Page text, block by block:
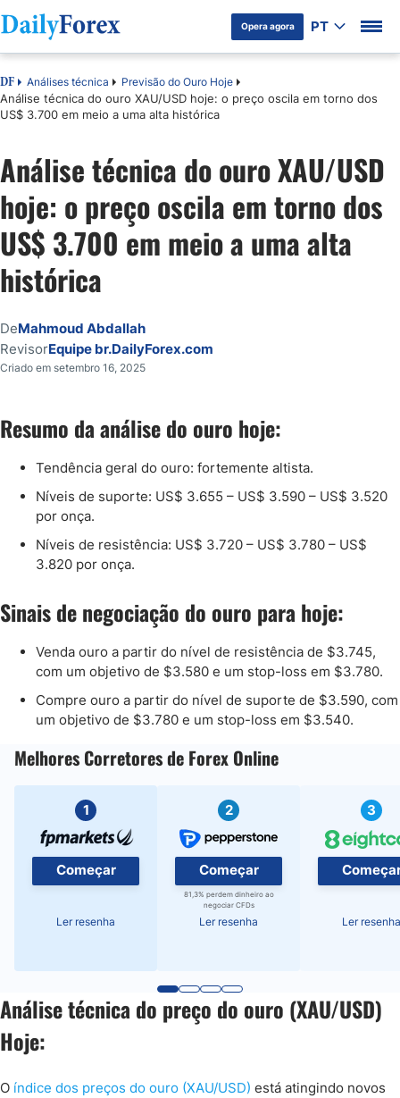
Opera agora PT
DF Análises técnica Previsão do Ouro Hoje
Análise técnica do ouro XAU/USD hoje: o preço oscila em torno dos
US$ 3.700 em meio a uma alta histórica
Análise técnica do ouro XAU/USD
hoje: o preço oscila em torno dos
US$ 3.700 em meio a uma alta
histórica
DeMahmoud Abdallah
RevisorEquipe br.DailyForex.com
Criado em setembro 16, 2025
Resumo da análise do ouro hoje:
Tendência geral do ouro: fortemente altista.
Níveis de suporte: US$ 3.655 – US$ 3.590 – US$ 3.520
por onça.
Níveis de resistência: US$ 3.720 – US$ 3.780 – US$
3.820 por onça.
Sinais de negociação do ouro para hoje:
Venda ouro a partir do nível de resistência de $3.745,
com um objetivo de $3.580 e um stop-loss em $3.780.
Compre ouro a partir do nível de suporte de $3.590, com
um objetivo de $3.780 e um stop-loss em $3.540.
Melhores Corretores de Forex Online
1
Começar
Ler resenha
2
Começar
81,3% perdem dinheiro ao
negociar CFDs
Ler resenha
3
Ler resenha
Análise técnica do preço do ouro (XAU/USD)
Hoje:
O índice dos preços do ouro (XAU/USD) está atingindo novos